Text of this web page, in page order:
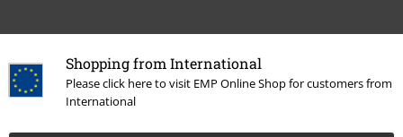
Shopping from International
Please click here to visit EMP Online Shop for customers from
International